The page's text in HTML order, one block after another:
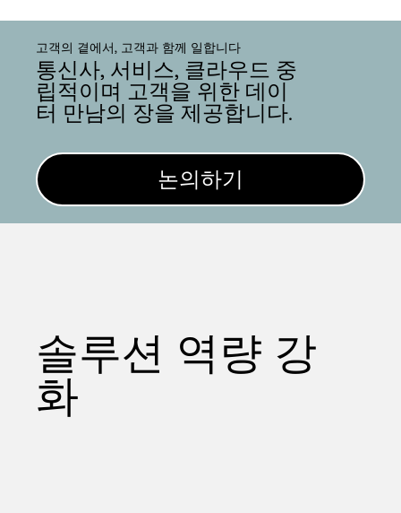
고객의 곁에서, 고객과 함께 일합니다
통신사, 서비스, 클라우드 중
립적이며 고객을 위한 데이
터 만남의 장을 제공합니다.
논의하기
솔루션 역량 강
화